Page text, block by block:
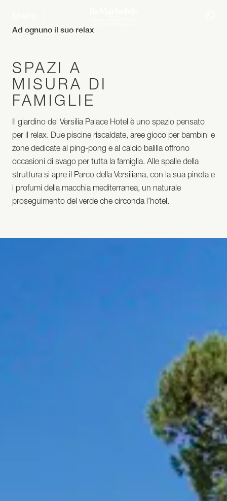
PISCINE
Ad ognuno il suo relax
SPAZI A
MISURA DI
FAMIGLIE
Il giardino del Versilia Palace Hotel è uno spazio pensato
per il relax. Due piscine riscaldate, aree gioco per bambini e
zone dedicate al ping-pong e al calcio balilla offrono
occasioni di svago per tutta la famiglia. Alle spalle della
struttura si apre il Parco della Versiliana, con la sua pineta e
i profumi della macchia mediterranea, un naturale
proseguimento del verde che circonda l’hotel.